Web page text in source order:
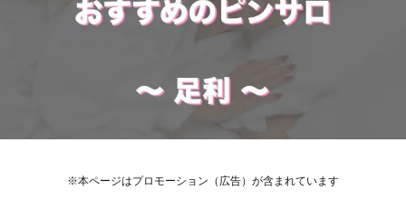
※本ページはプロモーション（広告）が含まれています